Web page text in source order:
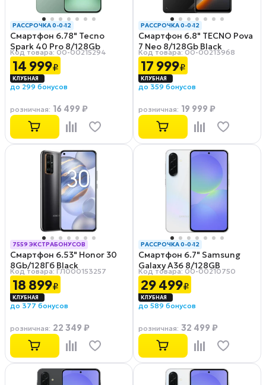
РАССРОЧКА 0-0-12
Смартфон 6.78" Tecno
Spark 40 Pro 8/128Gb
Green
Код товара: 00-00215294
14 999₽
до 299 бонусов
розничная: 16 499 ₽
РАССРОЧКА 0-0-12
Смартфон 6.8" TECNO Pova
7 Neo 8/128Gb Black
Код товара: 00-00213968
17 999₽
до 359 бонусов
розничная: 19 999 ₽
7559 ЭКСТРАБОНУСОВ
РАССРОЧКА 0-0-12
Смартфон 6.53" Honor 30
8Gb/128Гб Black
Код товара: ГЛ000153257
18 899₽
до 377 бонусов
розничная: 22 349 ₽
РАССРОЧКА 0-0-12
Смартфон 6.7" Samsung
Galaxy A36 8/128GB
Awesome Gray
Код товара: 00-00210750
29 499₽
до 589 бонусов
розничная: 32 499 ₽